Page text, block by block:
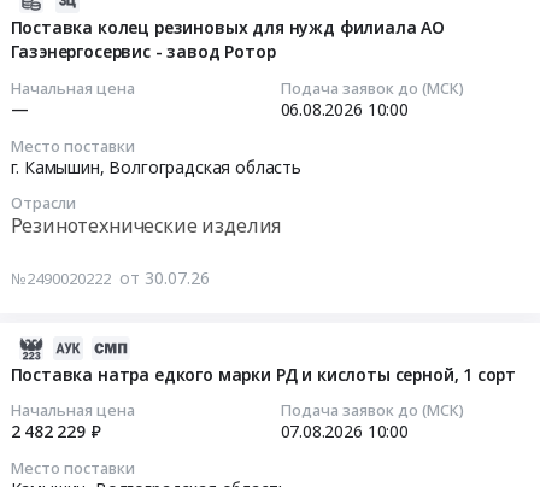
1.2
Поставка колец резиновых для нужд филиала АО
Газэнергосервис - завод Ротор
Начальная цена
—
Подача заявок до (МСК)
06.08.2026 10:00
Место поставки
г. Камышин, Волгоградская область
Отрасли
Резинотехнические изделия
№2490020222 от 30.07.26
Поставка натра едкого марки РД и кислоты серной, 1 сорт
Начальная цена
2 482 229 ₽
Подача заявок до (МСК)
07.08.2026 10:00
Место поставки